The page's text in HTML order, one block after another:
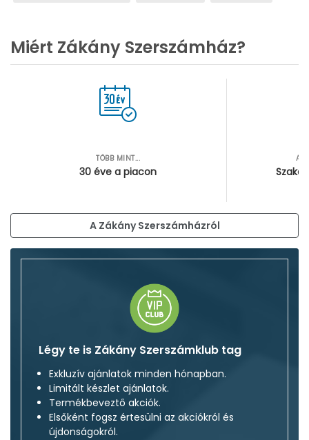
Miért Zákány Szerszámház?
TÖBB MINT...
30 éve a piacon
A Zákány Szerszámházról
Légy te is Zákány Szerszámklub tag
Exkluzív ajánlatok minden hónapban.
Limitált készlet ajánlatok.
Termékbeveztő akciók.
Elsőként fogsz értesülni az akciókról és
újdonságokról.